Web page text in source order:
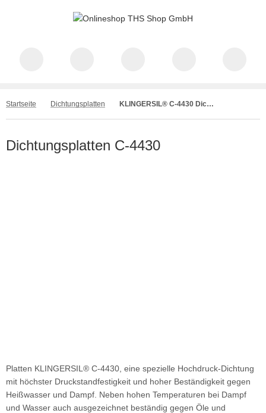
Startseite Dichtungsplatten KLINGERSIL® C-4430 Dichtungsplatte
Dichtungsplatten C-4430
Platten KLINGERSIL® C-4430, eine spezielle Hochdruck-Dichtung
mit höchster Druckstandfestigkeit und hoher Beständigkeit gegen
Heißwasser und Dampf. Neben hohen Temperaturen bei Dampf
und Wasser auch ausgezeichnet beständig gegen Öle und